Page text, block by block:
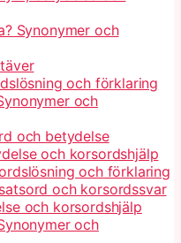
Synonymer och
och förklaring
och
och betydelse
och korsordshjälp
och förklaring
och korsordssvar
och korsordshjälp
och